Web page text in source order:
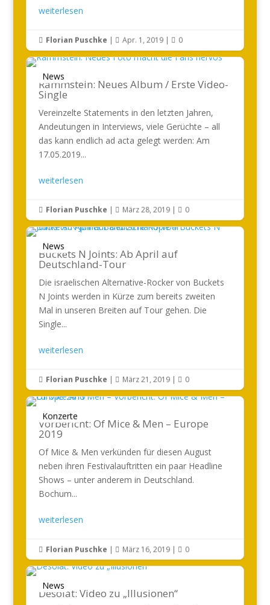
weiterlesen
 Florian Puschke |  Apr. 1, 2019|  0
News
Rammstein: Neues Album / Erste Video-
Single
Vereinzelte Statements in den letzten Jahren,
Andeutungen in Interviews, viele Gerüchte – all
das kann endlich ad acta gelegt werden: Am
17.05.2019...
weiterlesen
 Florian Puschke |  März 28, 2019|  0
News
Buckets N Joints: Ab April auf
Deutschland-Tour
Die israelischen Alternative-Rocker von Buckets
N Joints werden in Kürze zum bereits zweiten
Mal in unseren Breiten auf Tour gehen. Die
Single...
weiterlesen
 Florian Puschke |  März 21, 2019|  0
Konzerte
Vorbericht: Of Mice & Men – Europe
2019
Of Mice & Men verkünden für diesen August
neben ihren Festivalauftritten ein paar Headline
Shows – unter anderem in Deutschland.
Bochum...
weiterlesen
 Florian Puschke |  März 16, 2019|  0
News
Desolat: Video zu „Illusionen“